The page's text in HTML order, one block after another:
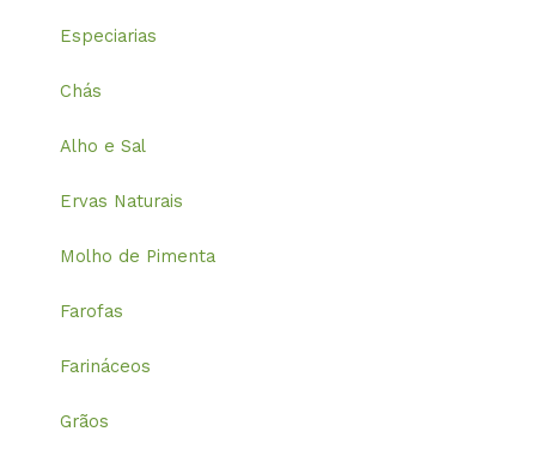
Especiarias
Chás
Alho e Sal
Ervas Naturais
Molho de Pimenta
Farofas
Farináceos
Grãos